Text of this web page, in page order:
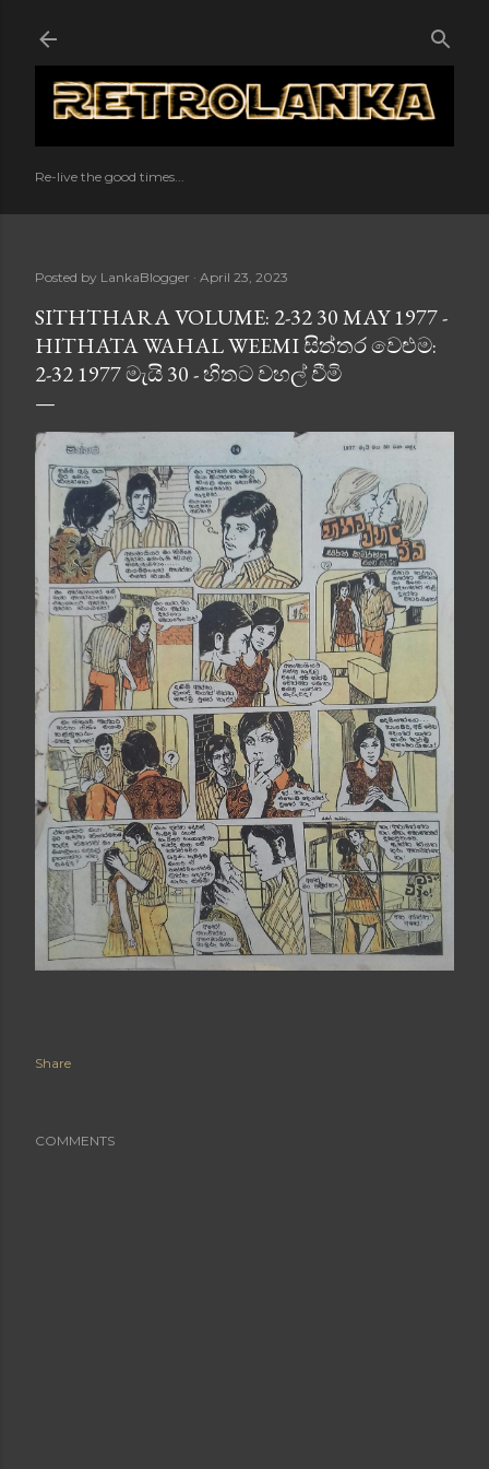
Re-live the good times...
Posted by LankaBlogger April 23, 2023
SITHTHARA VOLUME: 2-32 30 MAY 1977 -
HITHATA WAHAL WEEMI සිත්තර වෙළුම:
2-32 1977 මැයි 30 - හිතට වහල් වීමි
Share
COMMENTS